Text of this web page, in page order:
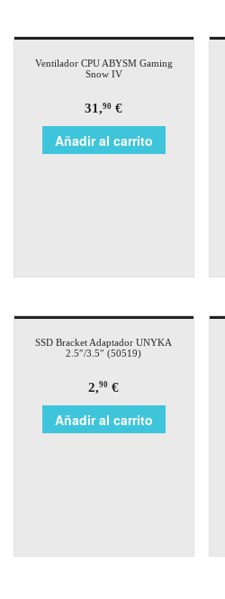
Ventilador CPU ABYSM Gaming
Snow IV
31,90 €
Añadir al carrito
SSD Bracket Adaptador UNYKA
2.5″/3.5″ (50519)
2,90 €
Añadir al carrito